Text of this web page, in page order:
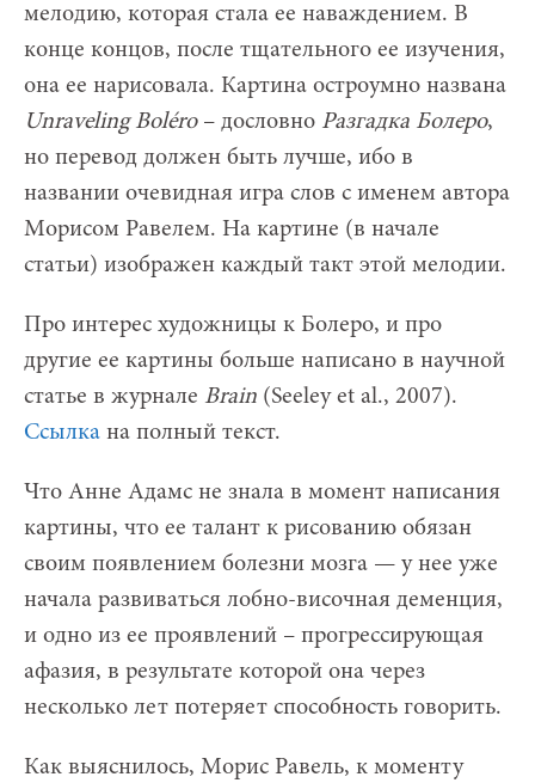
мелодию, которая стала ее наваждением. В
конце концов, после тщательного ее изучения,
она ее нарисовала. Картина остроумно названа
UnravelingBoléro– дословно Разгадка Болеро,
но перевод должен быть лучше, ибо в
названии очевидная игра слов с именем автора
Морисом Равелем. На картине (в начале
статьи) изображен каждый такт этой мелодии.
Про интерес художницы к Болеро, и про
другие ее картины больше написано в научной
статье в журнале Brain (Seeley et al., 2007).
Ссылка на полный текст.
Что Анне Адамс не знала в момент написания
картины, что ее талант к рисованию обязан
своим появлением болезни мозга — у нее уже
начала развиваться лобно-височная деменция,
и одно из ее проявлений – прогрессирующая
афазия, в результате которой она через
несколько лет потеряет способность говорить.
Как выяснилось, Морис Равель, к моменту